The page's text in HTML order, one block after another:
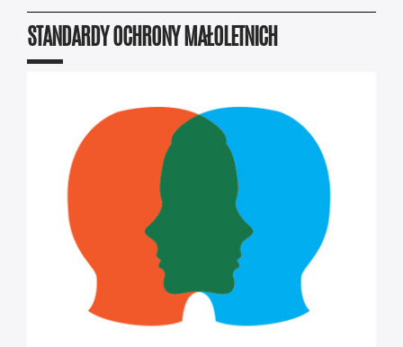
STANDARDY OCHRONY MAŁOLETNICH